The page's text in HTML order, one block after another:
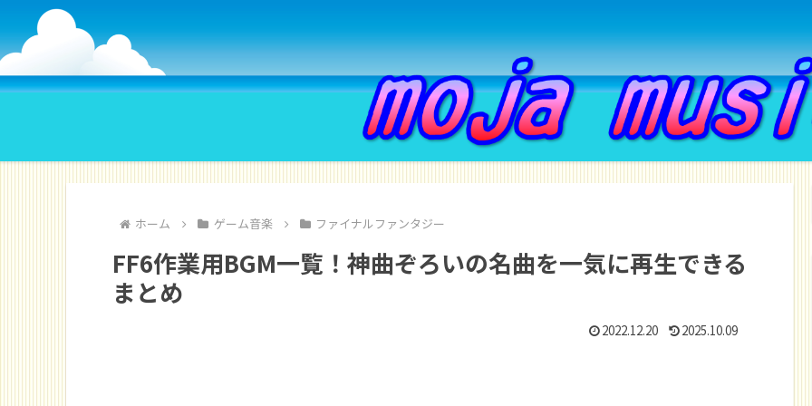
ホーム ゲーム音楽 ファイナルファンタジー
FF6作業用BGM一覧！神曲ぞろいの名曲を一気に再生できる
まとめ
2022.12.20 2025.10.09